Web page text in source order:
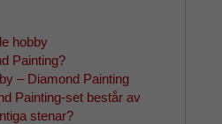
hobby
Painting?
– Diamond Painting
Painting-set består av
stenar?